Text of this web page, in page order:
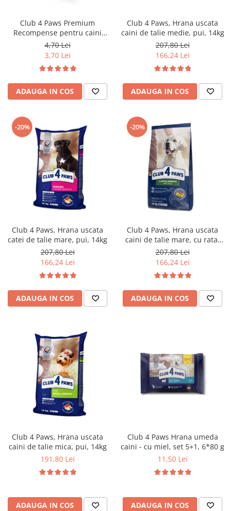
Club 4 Paws Premium
Recompense pentru caini
Dental Stick, 77g
4,70 Lei
3,70 Lei
ADAUGA IN COS
Club 4 Paws, Hrana uscata
caini de talie medie, pui, 14kg
207,80 Lei
166,24 Lei
ADAUGA IN COS
-20%
Club 4 Paws, Hrana uscata
catei de talie mare, pui, 14kg
207,80 Lei
166,24 Lei
ADAUGA IN COS
-20%
Club 4 Paws, Hrana uscata
caini de talie mare, cu rata,
14kg
207,80 Lei
166,24 Lei
ADAUGA IN COS
Club 4 Paws, Hrana uscata
caini de talie mica, pui, 14kg
191,80 Lei
ADAUGA IN COS
Club 4 Paws Hrana umeda
caini - cu miel, set 5+1, 6*80 g
11,50 Lei
ADAUGA IN COS